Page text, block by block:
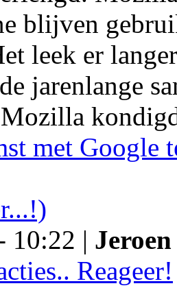
blijven
leek er
jarenlange
met Google
10:22 |
Reageer!